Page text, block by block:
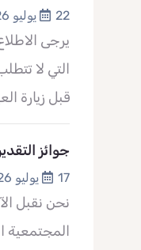
22 يوليو 2026
يرجى
التي لا
قبل زيارة
جوائز
17 يوليو 2026
نحن نقبل
المجتمعية